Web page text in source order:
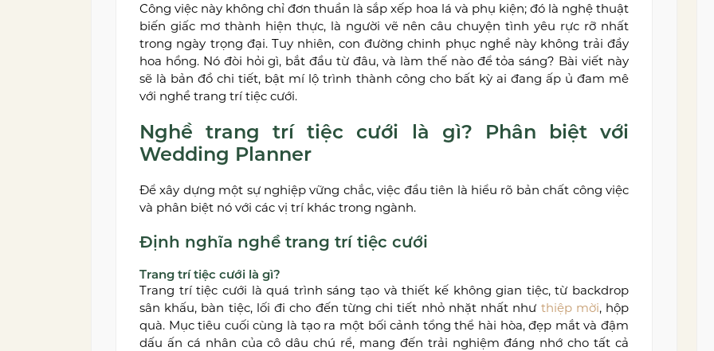
Công việc này không chỉ đơn thuần là sắp xếp hoa lá và phụ kiện; đó là nghệ thuật
biến giấc mơ thành hiện thực, là người vẽ nên câu chuyện tình yêu rực rỡ nhất
trong ngày trọng đại. Tuy nhiên, con đường chinh phục nghề này không trải đầy
hoa hồng. Nó đòi hỏi gì, bắt đầu từ đâu, và làm thế nào để tỏa sáng? Bài viết này
sẽ là bản đồ chi tiết, bật mí lộ trình thành công cho bất kỳ ai đang ấp ủ đam mê
với nghề trang trí tiệc cưới.
Nghề trang trí tiệc cưới là gì? Phân biệt với
Wedding Planner
Để xây dựng một sự nghiệp vững chắc, việc đầu tiên là hiểu rõ bản chất công việc
và phân biệt nó với các vị trí khác trong ngành.
Định nghĩa nghề trang trí tiệc cưới
Trang trí tiệc cưới là gì?
Trang trí tiệc cưới là quá trình sáng tạo và thiết kế không gian tiệc, từ backdrop
sân khấu, bàn tiệc, lối đi cho đến từng chi tiết nhỏ nhặt nhất như thiệp mời, hộp
quà. Mục tiêu cuối cùng là tạo ra một bối cảnh tổng thể hài hòa, đẹp mắt và đậm
dấu ấn cá nhân của cô dâu chú rể, mang đến trải nghiệm đáng nhớ cho tất cả